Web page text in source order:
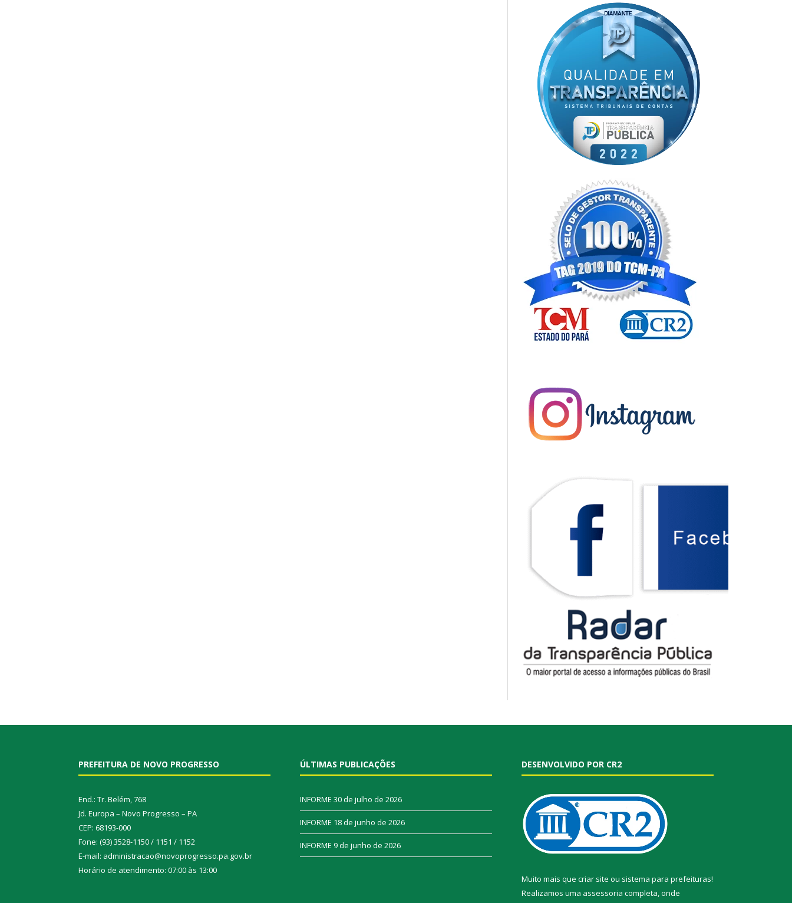
PREFEITURA DE NOVO PROGRESSO
End.: Tr. Belém, 768
Jd. Europa – Novo Progresso – PA
CEP: 68193-000
Fone: (93) 3528-1150 / 1151 / 1152
E-mail: administracao@novoprogresso.pa.gov.br
Horário de atendimento: 07:00 às 13:00
ÚLTIMAS PUBLICAÇÕES
INFORME 30 de julho de 2026
INFORME 18 de junho de 2026
INFORME 9 de junho de 2026
DESENVOLVIDO POR CR2
Muito mais que criar site ou sistema para prefeituras!
Realizamos uma assessoria completa, onde